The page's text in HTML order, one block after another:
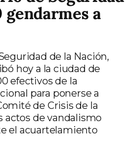
gendarmes a
de la Nación,
hoy a la ciudad de
efectivos de la
para ponerse a
de Crisis de la
actos de vandalismo
el acuartelamiento